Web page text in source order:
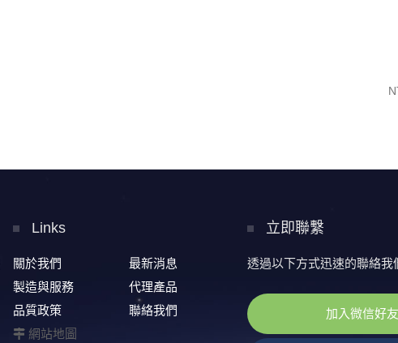
Links
關於我們
最新消息
製造與服務
代理產品
品質政策
聯絡我們
網站地圖
立即聯繫
透過以下方式迅速的聯絡我
加入微信好友